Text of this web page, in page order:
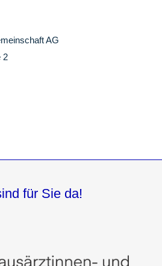
AG
2
für Sie da!